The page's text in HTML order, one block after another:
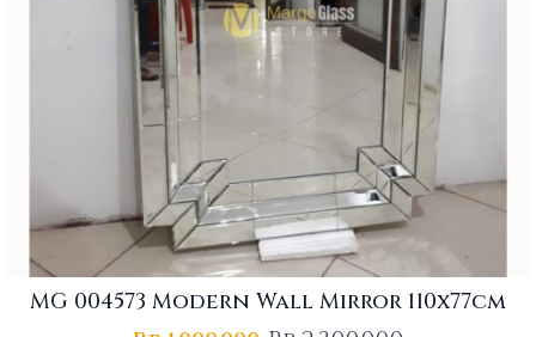
MG 004573 Modern Wall Mirror 110x77cm